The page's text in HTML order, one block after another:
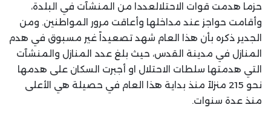
حزما هدمت قوات الاحتلالعددا من المنشآت في البلدة،
وأقامت حواجز عند مداخلها وأعاقت مرور المواطنين. ومن
الجدير ذكره بأن هذا العام شهد تصعيداً غير مسبوق في هدم
المنازل في مدينة القدس، حيث بلغ عدد المنازل والمنشآت
التي هدمتها سلطات الاحتلال او أجبرت السكان على هدمها
نحو 215 منزلاً منذ بداية هذا العام في حصيلة هي الأعلى
منذ عدة سنوات.